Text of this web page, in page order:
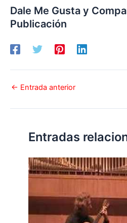
Dale Me Gusta y
Publicación
← Entrada anterior
Entradas